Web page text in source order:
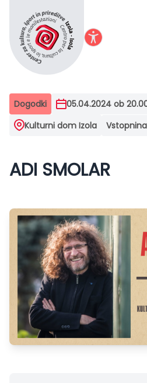
Center za kulturo in šport Izola
Dogodki
05.04.2024 ob
Kulturni dom Izola
ADI SMOLAR